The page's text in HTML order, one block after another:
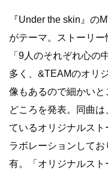
『Under the skin』の
がテーマ。ストーリ
「9人のそれぞれ心の
多く、&TEAMのオリ
像もあるので細かい
どころを発表。同曲
ているオリジナルス
ラボレーションして
有。「オリジナルス